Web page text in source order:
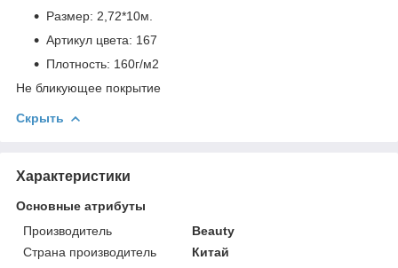
Размер: 2,72*10м.
Артикул цвета: 167
Плотность: 160г/м2
Не бликующее покрытие
Скрыть
Характеристики
Основные атрибуты
Производитель
Beauty
Страна производитель
Китай